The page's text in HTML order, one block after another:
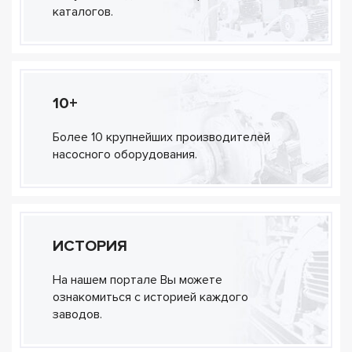
каталогов.
10+
Более 10 крупнейших производителей
насосного оборудования.
ИСТОРИЯ
На нашем портале Вы можете
ознакомиться с историей каждого
заводов.